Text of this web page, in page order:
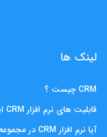
لینک ها
CRM چیست ؟
قابلیت های نرم افزار CRM ایده آل
آیا نرم افزار CRM در مجموعه شما کاربرد دارد